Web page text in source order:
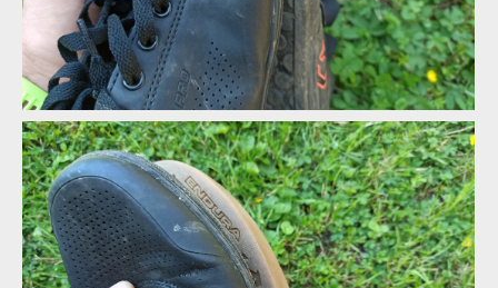
Srovnání s Fiveten Freerider, podrážka je užší
Srovnání s Fiveten Freerider, podrážka je užší